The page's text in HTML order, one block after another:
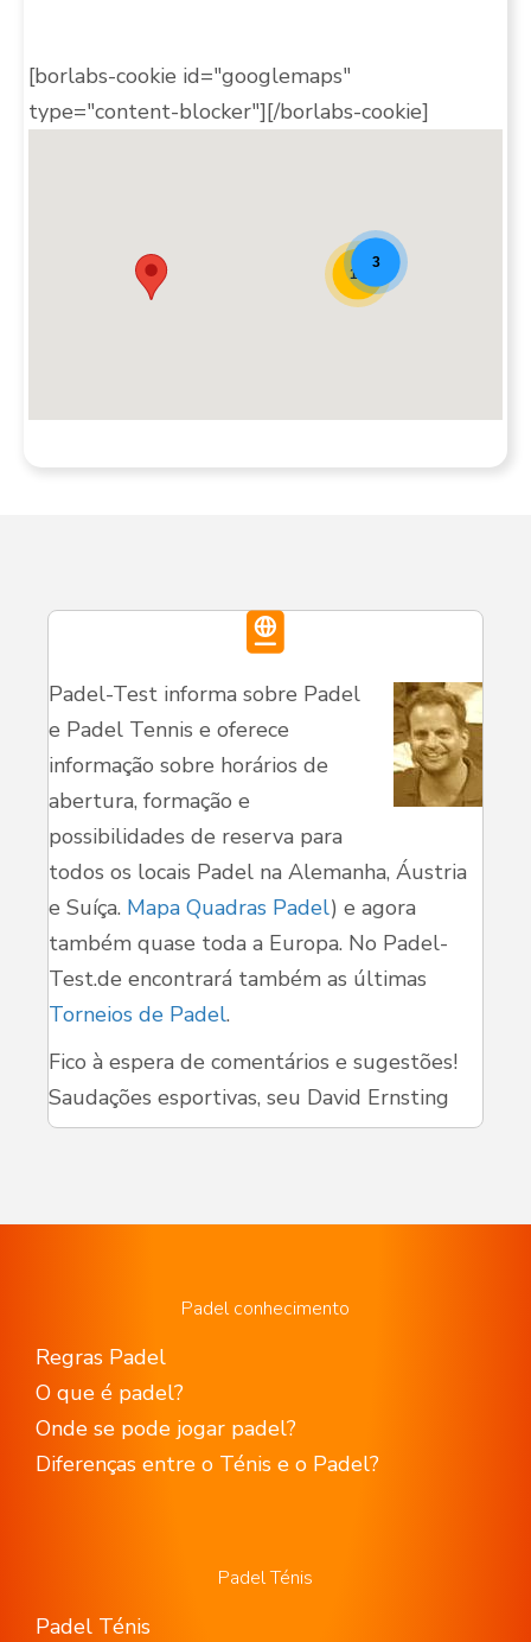
[borlabs-cookie id="googlemaps"
type="content-blocker"][/borlabs-cookie]
10
3
Padel-Test informa sobre Padel
e Padel Tennis e oferece
informação sobre horários de
abertura, formação e
possibilidades de reserva para
todos os locais Padel na Alemanha, Áustria
e Suíça. Mapa Quadras Padel) e agora
também quase toda a Europa. No Padel-
Test.de encontrará também as últimas
Torneios de Padel.
Fico à espera de comentários e sugestões!
Saudações esportivas, seu David Ernsting
Padel conhecimento
Regras Padel
O que é padel?
Onde se pode jogar padel?
Diferenças entre o Ténis e o Padel?
Padel Ténis
Padel Ténis